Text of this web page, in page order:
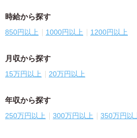
時給から探す
850円以上 1000円以上 1200円以上
月収から探す
15万円以上 20万円以上
年収から探す
250万円以上 300万円以上 350万円以